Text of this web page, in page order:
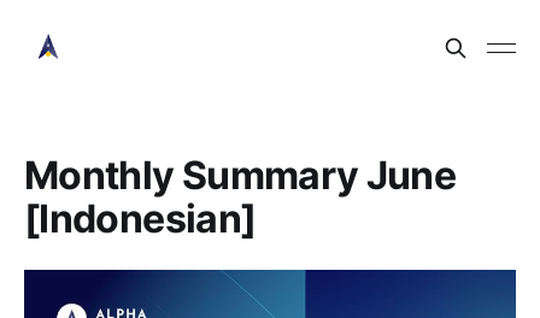
Monthly Summary June
[Indonesian]